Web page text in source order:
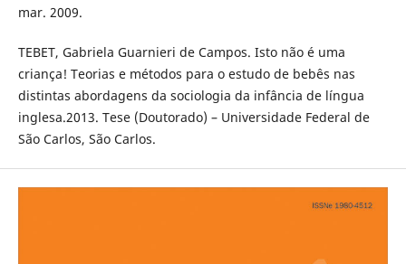
mar. 2009.
TEBET, Gabriela Guarnieri de Campos. Isto não é uma
criança! Teorias e métodos para o estudo de bebês nas
distintas abordagens da sociologia da infância de língua
inglesa.2013. Tese (Doutorado) – Universidade Federal de
São Carlos, São Carlos.